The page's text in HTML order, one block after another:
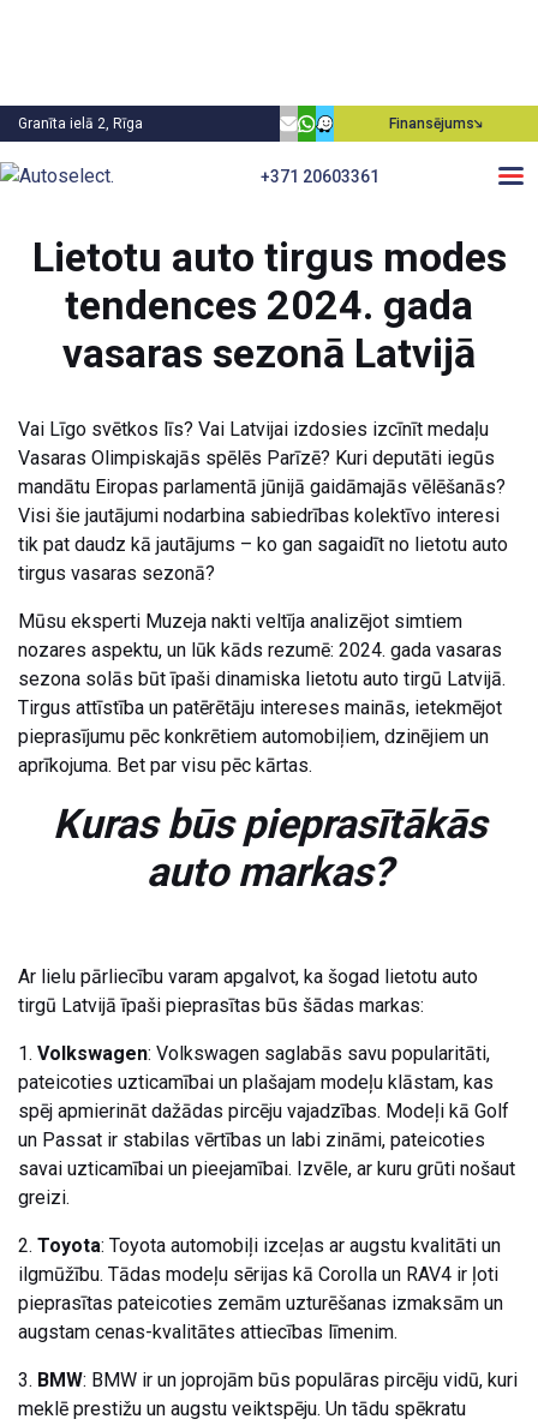
Granīta ielā 2, Rīga Finansējums
+371 20603361
Atpakaļ
Lietotu auto tirgus modes
tendences 2024. gada
vasaras sezonā Latvijā
Vai Līgo svētkos līs? Vai Latvijai izdosies izcīnīt medaļu
Vasaras Olimpiskajās spēlēs Parīzē? Kuri deputāti iegūs
mandātu Eiropas parlamentā jūnijā gaidāmajās vēlēšanās?
Visi šie jautājumi nodarbina sabiedrības kolektīvo interesi
tik pat daudz kā jautājums – ko gan sagaidīt no lietotu auto
tirgus vasaras sezonā?
Mūsu eksperti Muzeja nakti veltīja analizējot simtiem
nozares aspektu, un lūk kāds rezumē: 2024. gada vasaras
sezona solās būt īpaši dinamiska lietotu auto tirgū Latvijā.
Tirgus attīstība un patērētāju intereses mainās, ietekmējot
pieprasījumu pēc konkrētiem automobiļiem, dzinējiem un
aprīkojuma. Bet par visu pēc kārtas.
Kuras būs pieprasītākās
auto markas?
Ar lielu pārliecību varam apgalvot, ka šogad lietotu auto
tirgū Latvijā īpaši pieprasītas būs šādas markas:
1. Volkswagen: Volkswagen saglabās savu popularitāti,
pateicoties uzticamībai un plašajam modeļu klāstam, kas
spēj apmierināt dažādas pircēju vajadzības. Modeļi kā Golf
un Passat ir stabilas vērtības un labi zināmi, pateicoties
savai uzticamībai un pieejamībai. Izvēle, ar kuru grūti nošaut
greizi.
2. Toyota: Toyota automobiļi izceļas ar augstu kvalitāti un
ilgmūžību. Tādas modeļu sērijas kā Corolla un RAV4 ir ļoti
pieprasītas pateicoties zemām uzturēšanas izmaksām un
augstam cenas-kvalitātes attiecības līmenim.
3. BMW: BMW ir un joprojām būs populāras pircēju vidū, kuri
meklē prestižu un augstu veiktspēju. Un tādu spēkratu